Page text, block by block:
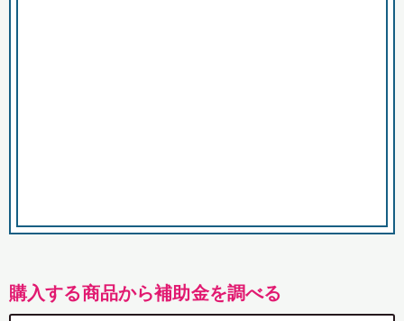
購入する商品から補助金を調べる